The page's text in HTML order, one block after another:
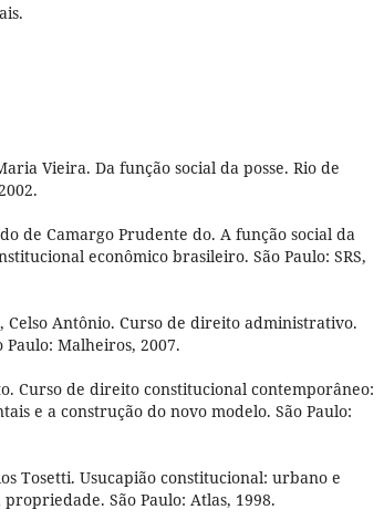
Vieira. Da função social da posse. Rio de
de Camargo Prudente do. A função social da
econômico brasileiro. São Paulo: SRS,
Celso Antônio. Curso de direito administrativo.
Paulo: Malheiros, 2007.
Curso de direito constitucional contemporâneo:
e a construção do novo modelo. São Paulo:
Tosetti. Usucapião constitucional: urbano e
São Paulo: Atlas, 1998.